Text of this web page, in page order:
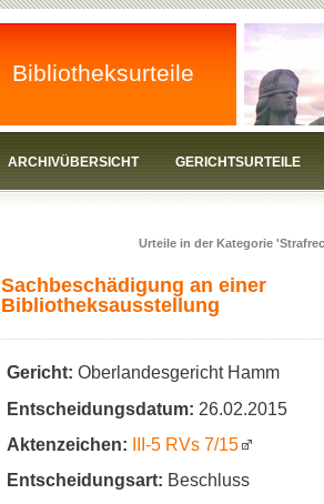
Bibliotheksurteile
ARCHIVÜBERSICHT GERICHTSURTEILE
Urteile in der Kategorie
Sachbeschädigung an einer
Bibliotheksausstellung
Gericht: Oberlandesgericht Hamm
Entscheidungsdatum: 26.02.2015
Aktenzeichen: III-5 RVs 7/15
Entscheidungsart: Beschluss